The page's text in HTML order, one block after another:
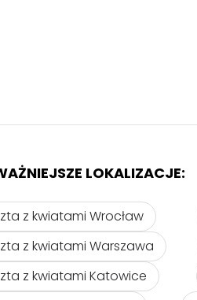
LOKALIZACJE:
z kwiatami Wrocław
z kwiatami Warszawa
z kwiatami Katowice